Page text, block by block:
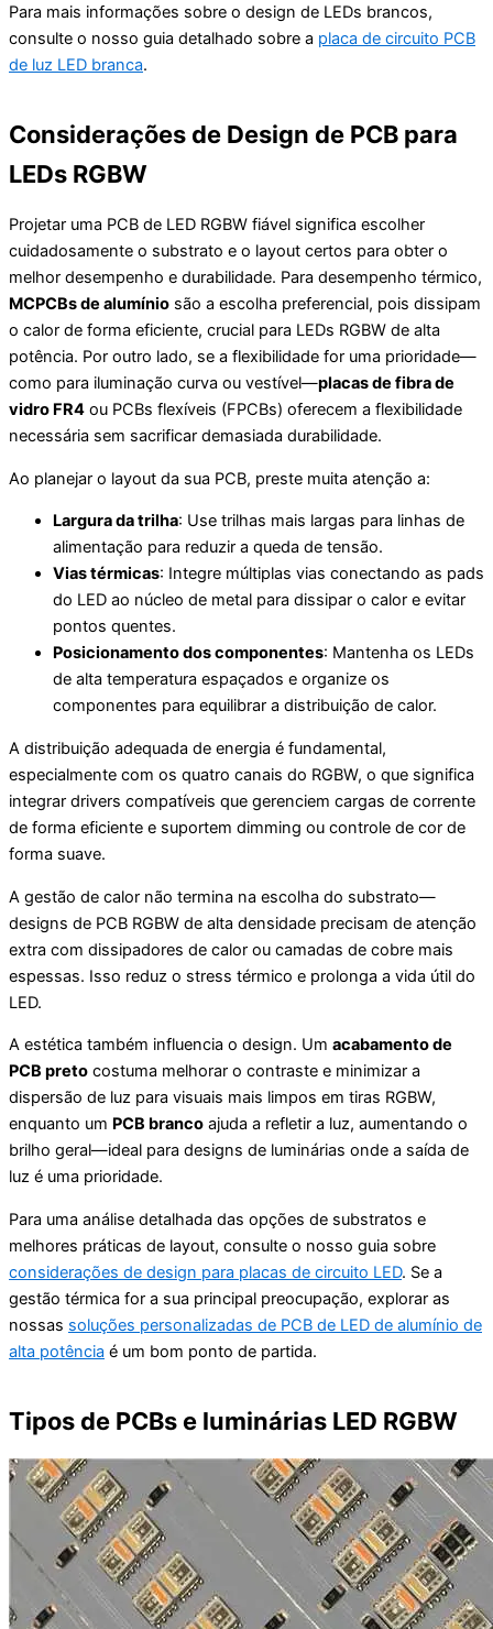
Para mais informações sobre o design de LEDs brancos,
consulte o nosso guia detalhado sobre a placa de circuito PCB
de luz LED branca.
Considerações de Design de PCB para
LEDs RGBW
Projetar uma PCB de LED RGBW fiável significa escolher
cuidadosamente o substrato e o layout certos para obter o
melhor desempenho e durabilidade. Para desempenho térmico,
MCPCBs de alumínio são a escolha preferencial, pois dissipam
o calor de forma eficiente, crucial para LEDs RGBW de alta
potência. Por outro lado, se a flexibilidade for uma prioridade—
como para iluminação curva ou vestível—placas de fibra de
vidro FR4 ou PCBs flexíveis (FPCBs) oferecem a flexibilidade
necessária sem sacrificar demasiada durabilidade.
Ao planejar o layout da sua PCB, preste muita atenção a:
Largura da trilha: Use trilhas mais largas para linhas de
alimentação para reduzir a queda de tensão.
Vias térmicas: Integre múltiplas vias conectando as pads
do LED ao núcleo de metal para dissipar o calor e evitar
pontos quentes.
Posicionamento dos componentes: Mantenha os LEDs
de alta temperatura espaçados e organize os
componentes para equilibrar a distribuição de calor.
A distribuição adequada de energia é fundamental,
especialmente com os quatro canais do RGBW, o que significa
integrar drivers compatíveis que gerenciem cargas de corrente
de forma eficiente e suportem dimming ou controle de cor de
forma suave.
A gestão de calor não termina na escolha do substrato—
designs de PCB RGBW de alta densidade precisam de atenção
extra com dissipadores de calor ou camadas de cobre mais
espessas. Isso reduz o stress térmico e prolonga a vida útil do
LED.
A estética também influencia o design. Um acabamento de
PCB preto costuma melhorar o contraste e minimizar a
dispersão de luz para visuais mais limpos em tiras RGBW,
enquanto um PCB branco ajuda a refletir a luz, aumentando o
brilho geral—ideal para designs de luminárias onde a saída de
luz é uma prioridade.
Para uma análise detalhada das opções de substratos e
melhores práticas de layout, consulte o nosso guia sobre
considerações de design para placas de circuito LED. Se a
gestão térmica for a sua principal preocupação, explorar as
nossas soluções personalizadas de PCB de LED de alumínio de
alta potência é um bom ponto de partida.
Tipos de PCBs e luminárias LED RGBW